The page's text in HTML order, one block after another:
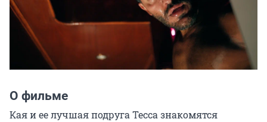
О фильме
Кая и ее лучшая подруга Тесса знакомятся